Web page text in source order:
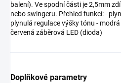
balení). Ve spodní části je 2,5mm
nebo swingeru. Přehled funkcí: -
plynulá regulace výšky tónu -
červená záběrová LED (dioda)
Doplňkové parametry